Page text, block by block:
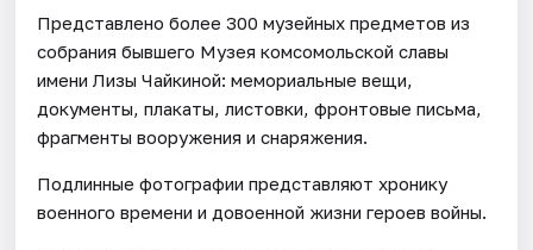
Представлено более 300 музейных предметов из
собрания бывшего Музея комсомольской славы
имени Лизы Чайкиной: мемориальные вещи,
документы, плакаты, листовки, фронтовые письма,
фрагменты вооружения и снаряжения.
Подлинные фотографии представляют хронику
военного времени и довоенной жизни героев войны.